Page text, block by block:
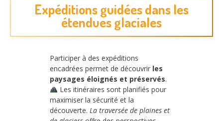
Expéditions guidées dans les
étendues glaciales
Participer à des expéditions
encadrées permet de découvrir les
paysages éloignés et préservés.
Les itinéraires sont planifiés pour
maximiser la sécurité et la
découverte. La traversée de plaines et